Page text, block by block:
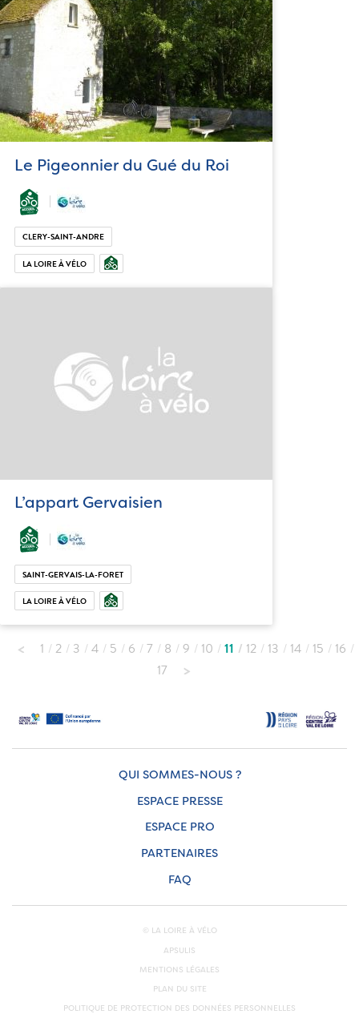
Le Pigeonnier du Gué du Roi
CLERY-SAINT-ANDRE
LA LOIRE À VÉLO
L’appart Gervaisien
SAINT-GERVAIS-LA-FORET
LA LOIRE À VÉLO
1 2 3 4 5 6 7 8 9 10 11 12 13 14 15
16
17
QUI SOMMES-NOUS ?
ESPACE PRESSE
ESPACE PRO
PARTENAIRES
FAQ
© LA LOIRE À VÉLO
APSULIS
MENTIONS LÉGALES
PLAN DU SITE
POLITIQUE DE PROTECTION DES DONNÉES PERSONNELLES